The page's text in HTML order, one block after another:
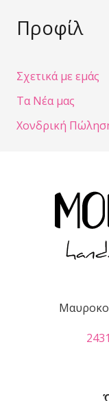
Προφίλ
Σχετικά με εμάς
Τα Νέα μας
Χονδρική